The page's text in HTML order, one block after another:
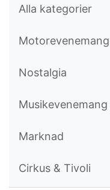
Alla kategorier
Motorevenemang
Nostalgia
Musikevenemang
Marknad
Cirkus & Tivoli